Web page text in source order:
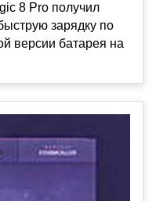
8 Pro получил
зарядку по
версии батарея на